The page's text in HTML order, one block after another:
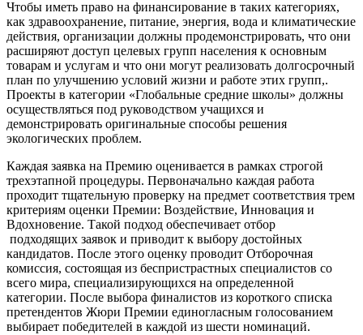
Чтобы иметь право на финансирование в таких категориях,
как здравоохранение, питание, энергия, вода и климатические
действия, организации должны продемонстрировать, что они
расширяют доступ целевых групп населения к основным
товарам и услугам и что они могут реализовать долгосрочный
план по улучшению условий жизни и работе этих групп,.
Проекты в категории «Глобальные средние школы» должны
осуществляться под руководством учащихся и
демонстрировать оригинальные способы решения
экологических проблем.
Каждая заявка на Премию оценивается в рамках строгой
трехэтапной процедуры. Первоначально каждая работа
проходит тщательную проверку на предмет соответствия трем
критериям оценки Премии: Воздействие, Инновация и
Вдохновение. Такой подход обеспечивает отбор
подходящих заявок и приводит к выбору достойных
кандидатов. После этого оценку проводит Отборочная
комиссия, состоящая из беспристрастных специалистов со
всего мира, специализирующихся на определенной
категории. После выбора финалистов из короткого списка
претендентов Жюри Премии единогласным голосованием
выбирает победителей в каждой из шести номинаций.